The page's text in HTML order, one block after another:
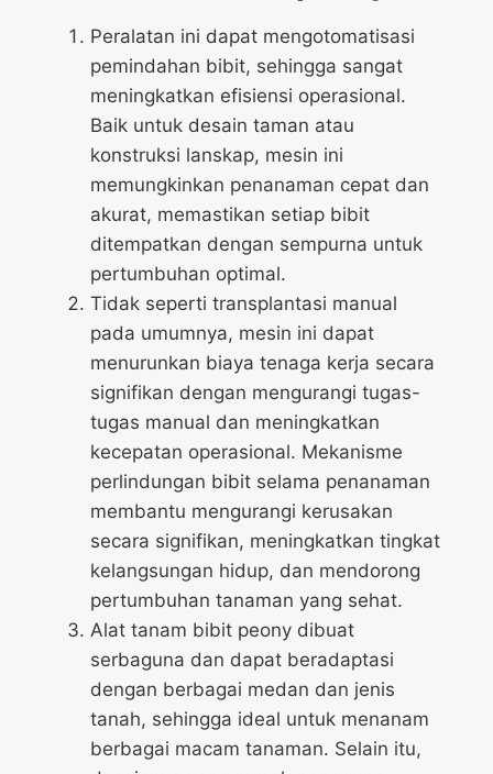
Peralatan ini dapat mengotomatisasi
pemindahan bibit, sehingga sangat
meningkatkan efisiensi operasional.
Baik untuk desain taman atau
konstruksi lanskap, mesin ini
memungkinkan penanaman cepat dan
akurat, memastikan setiap bibit
ditempatkan dengan sempurna untuk
pertumbuhan optimal.
Tidak seperti transplantasi manual
pada umumnya, mesin ini dapat
menurunkan biaya tenaga kerja secara
signifikan dengan mengurangi tugas-
tugas manual dan meningkatkan
kecepatan operasional. Mekanisme
perlindungan bibit selama penanaman
membantu mengurangi kerusakan
secara signifikan, meningkatkan tingkat
kelangsungan hidup, dan mendorong
pertumbuhan tanaman yang sehat.
Alat tanam bibit peony dibuat
serbaguna dan dapat beradaptasi
dengan berbagai medan dan jenis
tanah, sehingga ideal untuk menanam
berbagai macam tanaman. Selain itu,